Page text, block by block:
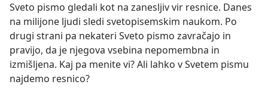
Sveto pismo gledali kot na zanesljiv vir resnice. Danes
na milijone ljudi sledi svetopisemskim naukom. Po
drugi strani pa nekateri Sveto pismo zavračajo in
pravijo, da je njegova vsebina nepomembna in
izmišljena. Kaj pa menite vi? Ali lahko v Svetem pismu
najdemo resnico?